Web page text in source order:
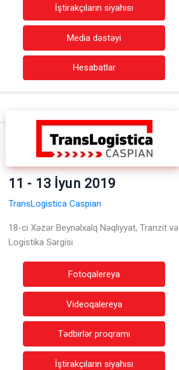
İştirakçıların siyahısı
Media dəstəyi
Hesabatlar
11 - 13 İyun 2019
TransLogistica Caspian
18-ci Xəzər Beynəlxalq Nəqliyyat, Tranzit və
Logistika Sərgisi
Fotoqalereya
Videoqalereya
Tədbirlər proqramı
İştirakçıların siyahısı